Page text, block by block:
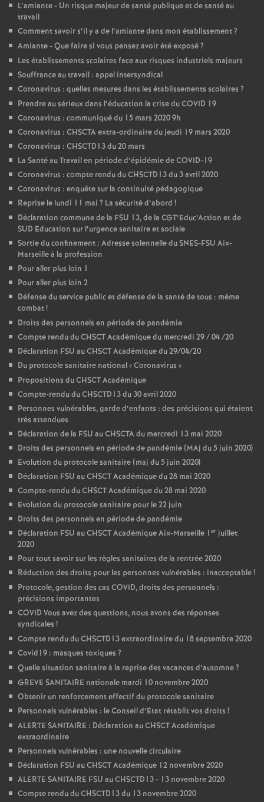
L’amiante - Un risque majeur de santé publique et de santé au
travail
Comment savoir s’il y a de l’amiante dans mon établissement?
Amiante - Que faire si vous pensez avoir été exposé?
Les établissements scolaires face aux risques industriels majeurs
Souffrance au travail : appel intersyndical
Coronavirus : quelles mesures dans les établissements scolaires ?
Prendre au sérieux dans l’éducation la crise du COVID 19
Coronavirus : communiqué du 15 mars 2020 9h
Coronavirus : CHSCTA extra-ordinaire du jeudi 19 mars 2020
Coronavirus : CHSCTD13 du 20 mars
La Santé au Travail en période d’épidémie de COVID-19
Coronavirus : compte rendu du CHSCTD13 du 3 avril 2020
Coronavirus : enquête sur la continuité pédagogique
Reprise le lundi 11 mai ? La sécurité d’abord !
Déclaration commune de la FSU 13, de la CGT’Educ’Action et de
SUD Education sur l’urgence sanitaire et sociale
Sortie du confinement : Adresse solennelle du SNES-FSU Aix-
Marseille à la profession
Pour aller plus loin 1
Pour aller plus loin 2
Défense du service public et défense de la santé de tous : même
combat!
Droits des personnels en période de pandémie
Compte rendu du CHSCT Académique du mercredi 29 / 04 /20
Déclaration FSU au CHSCT Académique du 29/04/20
Du protocole sanitaire national «Coronavirus »
Propositions du CHSCT Académique
Compte-rendu du CHSCTD13 du 30 avril 2020
Personnes vulnérables, garde d’enfants : des précisions qui étaient
très attendues
Déclaration de la FSU au CHSCTA du mercredi 13 mai 2020
Droits des personnels en période de pandémie (MAj du 5 juin 2020)
Evolution du protocole sanitaire (maj du 5 juin 2020)
Déclaration FSU au CHSCT Académique du 28 mai 2020
Compte-rendu du CHSCT Académique du 28 mai 2020
Evolution du protocole sanitaire pour le 22 juin
Droits des personnels en période de pandémie
Déclaration FSU au CHSCT Académique Aix-Marseille 1 er juillet
2020
Pour tout savoir sur les règles sanitaires de la rentrée 2020
Réduction des droits pour les personnes vulnérables : inacceptable!
Protocole, gestion des cas COVID, droits des personnels :
précisions importantes
COVID Vous avez des questions, nous avons des réponses
syndicales !
Compte rendu du CHSCTD13 extraordinaire du 18 septembre 2020
Covid19 : masques toxiques ?
Quelle situation sanitaire à la reprise des vacances d’automne?
GREVE SANITAIRE nationale mardi 10 novembre 2020
Obtenir un renforcement effectif du protocole sanitaire
Personnels vulnérables : le Conseil d’Etat rétablit vos droits !
ALERTE SANITAIRE : Déclaration au CHSCT Académique
extraordinaire
Personnels vulnérables : une nouvelle circulaire
Déclaration FSU au CHSCT Académique 12 novembre 2020
ALERTE SANITAIRE FSU au CHSCTD13 - 13 novembre 2020
Compte rendu du CHSCTD13 du 13 novembre 2020